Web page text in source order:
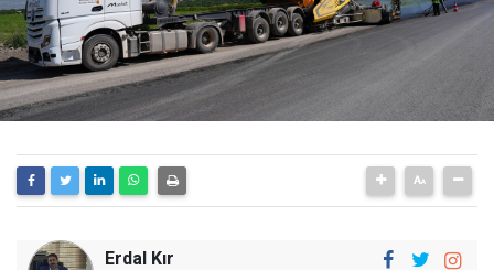
Erdal Kır